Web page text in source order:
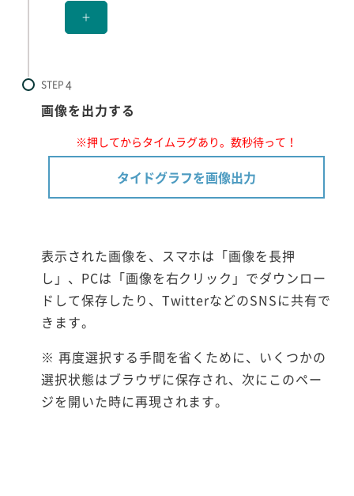
＋
STEP
画像を出力する
※押してからタイムラグあり。数秒待って！
タイドグラフを画像出力
表示された画像を、スマホは「画像を長押
し」、PCは「画像を右クリック」でダウンロー
ドして保存したり、TwitterなどのSNSに共有で
きます。
※ 再度選択する手間を省くために、いくつかの
選択状態はブラウザに保存され、次にこのペー
ジを開いた時に再現されます。